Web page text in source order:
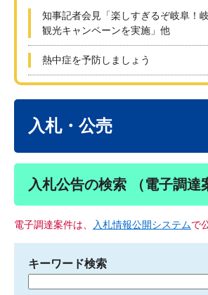
知事記者会見「楽しすぎるぞ岐阜！
観光キャンペーンを実施」他
熱中症を予防しましょう
入札・公売
入札公告の検索 （電子調達
電子調達案件は、 入札情報公開システムで
キーワード検索